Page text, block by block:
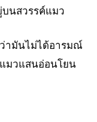
บนสวรรค์แมว
ว่ามันไม่ได้อารมณ์
มวแสนอ่อนโยน